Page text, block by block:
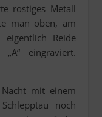
rostiges Metall
man oben, am
Reide
eingraviert.
mit einem
noch